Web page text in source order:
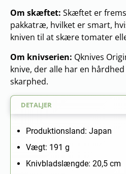
DETALJER
Produktionsland: Japan
Vægt: 191 g
Knivbladslængde: 20,5 cm
Om skæftet: Skæftet er
pakkatræ, hvilket er smart,
kniven til at skære tomater
Om knivserien: Qknives
knive, der alle har en
skarphed.